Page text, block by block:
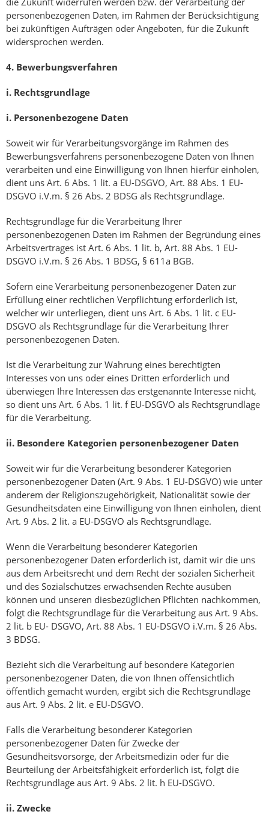
personenbezogenen Daten, im Rahmen der Berücksichtigung
bei zukünftigen Aufträgen oder Angeboten, für die Zukunft
widersprochen werden.
4. Bewerbungsverfahren
i. Rechtsgrundlage
i. Personenbezogene Daten
Soweit wir für Verarbeitungsvorgänge im Rahmen des
Bewerbungsverfahrens personenbezogene Daten von Ihnen
verarbeiten und eine Einwilligung von Ihnen hierfür einholen,
dient uns Art. 6 Abs. 1 lit. a EU-DSGVO, Art. 88 Abs. 1 EU-
DSGVO i.V.m. § 26 Abs. 2 BDSG als Rechtsgrundlage.
Rechtsgrundlage für die Verarbeitung Ihrer
personenbezogenen Daten im Rahmen der Begründung eines
Arbeitsvertrages ist Art. 6 Abs. 1 lit. b, Art. 88 Abs. 1 EU-
DSGVO i.V.m. § 26 Abs. 1 BDSG, § 611a BGB.
Sofern eine Verarbeitung personenbezogener Daten zur
Erfüllung einer rechtlichen Verpflichtung erforderlich ist,
welcher wir unterliegen, dient uns Art. 6 Abs. 1 lit. c EU-
DSGVO als Rechtsgrundlage für die Verarbeitung Ihrer
personenbezogenen Daten.
Ist die Verarbeitung zur Wahrung eines berechtigten
Interesses von uns oder eines Dritten erforderlich und
überwiegen Ihre Interessen das erstgenannte Interesse nicht,
so dient uns Art. 6 Abs. 1 lit. f EU-DSGVO als Rechtsgrundlage
für die Verarbeitung.
ii. Besondere Kategorien personenbezogener Daten
Soweit wir für die Verarbeitung besonderer Kategorien
personenbezogener Daten (Art. 9 Abs. 1 EU-DSGVO) wie unter
anderem der Religionszugehörigkeit, Nationalität sowie der
Gesundheitsdaten eine Einwilligung von Ihnen einholen, dient
Art. 9 Abs. 2 lit. a EU-DSGVO als Rechtsgrundlage.
Wenn die Verarbeitung besonderer Kategorien
personenbezogener Daten erforderlich ist, damit wir die uns
aus dem Arbeitsrecht und dem Recht der sozialen Sicherheit
und des Sozialschutzes erwachsenden Rechte ausüben
können und unseren diesbezüglichen Pflichten nachkommen,
folgt die Rechtsgrundlage für die Verarbeitung aus Art. 9 Abs.
2 lit. b EU- DSGVO, Art. 88 Abs. 1 EU-DSGVO i.V.m. § 26 Abs.
3 BDSG.
Bezieht sich die Verarbeitung auf besondere Kategorien
personenbezogener Daten, die von Ihnen offensichtlich
öffentlich gemacht wurden, ergibt sich die Rechtsgrundlage
aus Art. 9 Abs. 2 lit. e EU-DSGVO.
Falls die Verarbeitung besonderer Kategorien
personenbezogener Daten für Zwecke der
Gesundheitsvorsorge, der Arbeitsmedizin oder für die
Beurteilung der Arbeitsfähigkeit erforderlich ist, folgt die
Rechtsgrundlage aus Art. 9 Abs. 2 lit. h EU-DSGVO.
ii. Zwecke